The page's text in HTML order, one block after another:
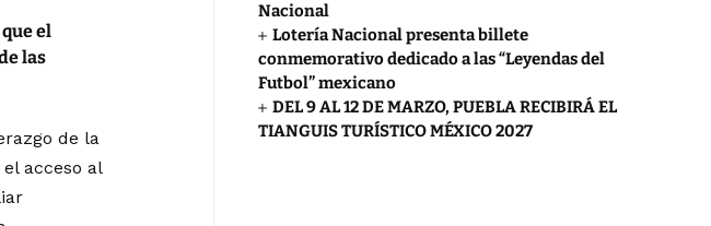
el
las
de la
acceso al
Nacional
Lotería Nacional presenta billete
conmemorativo dedicado a las “Leyendas del
Futbol” mexicano
DEL 9 AL 12 DE MARZO, PUEBLA RECIBIRÁ EL
TIANGUIS TURÍSTICO MÉXICO 2027